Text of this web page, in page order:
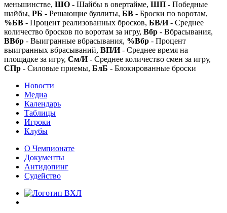
меньшинстве, ШО - Шайбы в овертайме, ШП - Победные
шайбы, РБ - Решающие буллиты, БВ - Броски по воротам,
%БВ - Процент реализованных бросков, БВ/И- Среднее
количество бросков по воротам за игру, Вбр - Вбрасывания,
ВВбр - Выигранные вбрасывания, %Вбр - Процент
выигранных вбрасываний, ВП/И- Среднее время на
площадке за игру, См/И- Среднее количество смен за игру,
СПр - Силовые приемы, БлБ - Блокированные броски
Новости
Медиа
Календарь
Таблицы
Игроки
Клубы
О Чемпионате
Документы
Антидопинг
Судейство